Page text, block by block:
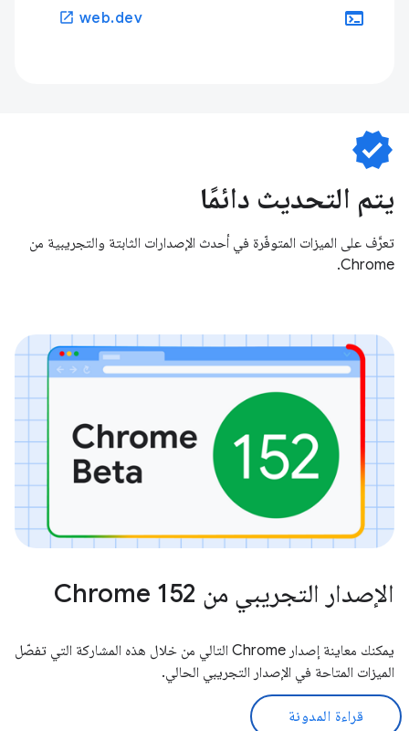
terminal
web.dev
open_in_new
verified
يتم التحديث دائمًا
تعرَّف على الميزات المتوفّرة في أحدث الإصدارات الثابتة والتجريبية من
Chrome.
الإصدار التجريبي من Chrome 152
يمكنك معاينة إصدار Chrome التالي من خلال هذه المشاركة التي تفصّل
الميزات المتاحة في الإصدار التجريبي الحالي.
قراءة المدونة